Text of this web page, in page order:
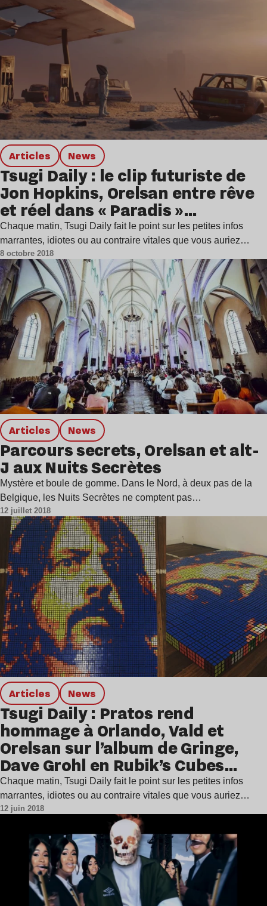
Articles news
Tsugi Daily : le clip futuriste de
Jon Hopkins, Orelsan entre rêve
et réel dans « Paradis »…
Chaque matin, Tsugi Daily fait le point sur les petites infos
marrantes, idiotes ou au contraire vitales que vous auriez…
8 octobre 2018
Articles news
Parcours secrets, Orelsan et alt-
J aux Nuits Secrètes
Mystère et boule de gomme. Dans le Nord, à deux pas de la
Belgique, les Nuits Secrètes ne comptent pas…
12 juillet 2018
Articles news
Tsugi Daily : Pratos rend
hommage à Orlando, Vald et
Orelsan sur l’album de Gringe,
Dave Grohl en Rubik’s Cubes…
Chaque matin, Tsugi Daily fait le point sur les petites infos
marrantes, idiotes ou au contraire vitales que vous auriez…
12 juin 2018